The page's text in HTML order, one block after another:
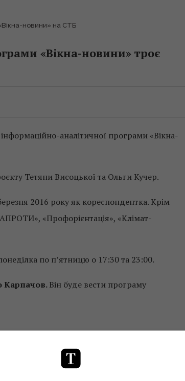
новини» на СТБ
«Вікна-новини» троє
аналітичної програми «Вікна-
Тетяни Висоцької та Ольги Кучер.
2016 року як кореспондентка. Крім
«Профорієнтація», «Клімат-
по п’ятницю о 17:30 та 23:00.
Карпачов.Він буде вести програму